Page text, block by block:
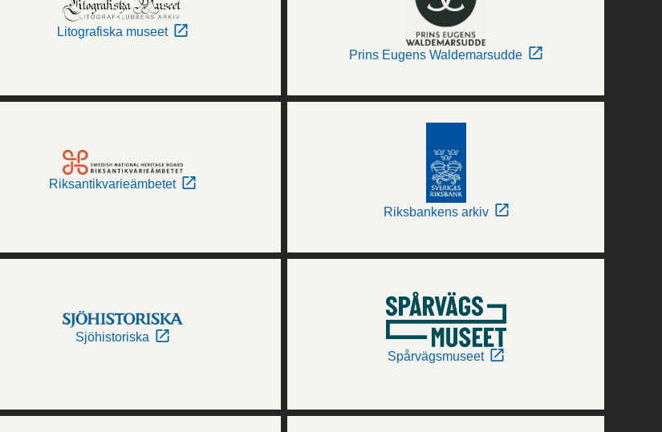
Litografiska museet
Prins Eugens Waldemarsudde
Riksantikvarieämbetet
Riksbankens arkiv
Sjöhistoriska
Spårvägsmuseet